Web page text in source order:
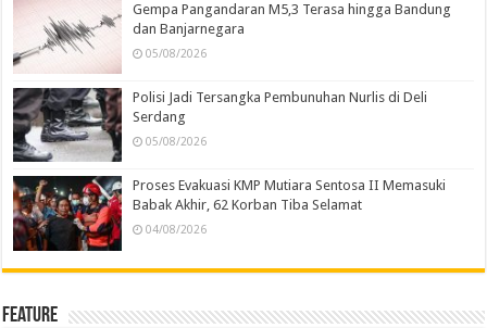
Gempa Pangandaran M5,3 Terasa hingga Bandung
dan Banjarnegara
05/08/2026
Polisi Jadi Tersangka Pembunuhan Nurlis di Deli
Serdang
05/08/2026
Proses Evakuasi KMP Mutiara Sentosa II Memasuki
Babak Akhir, 62 Korban Tiba Selamat
04/08/2026
Feature